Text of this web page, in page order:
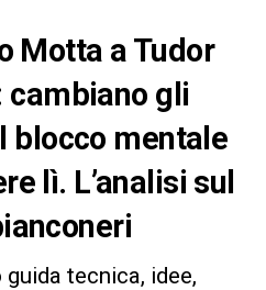
Motta a Tudor
gli
blocco mentale
lì. L’analisi sul
tecnica, idee,